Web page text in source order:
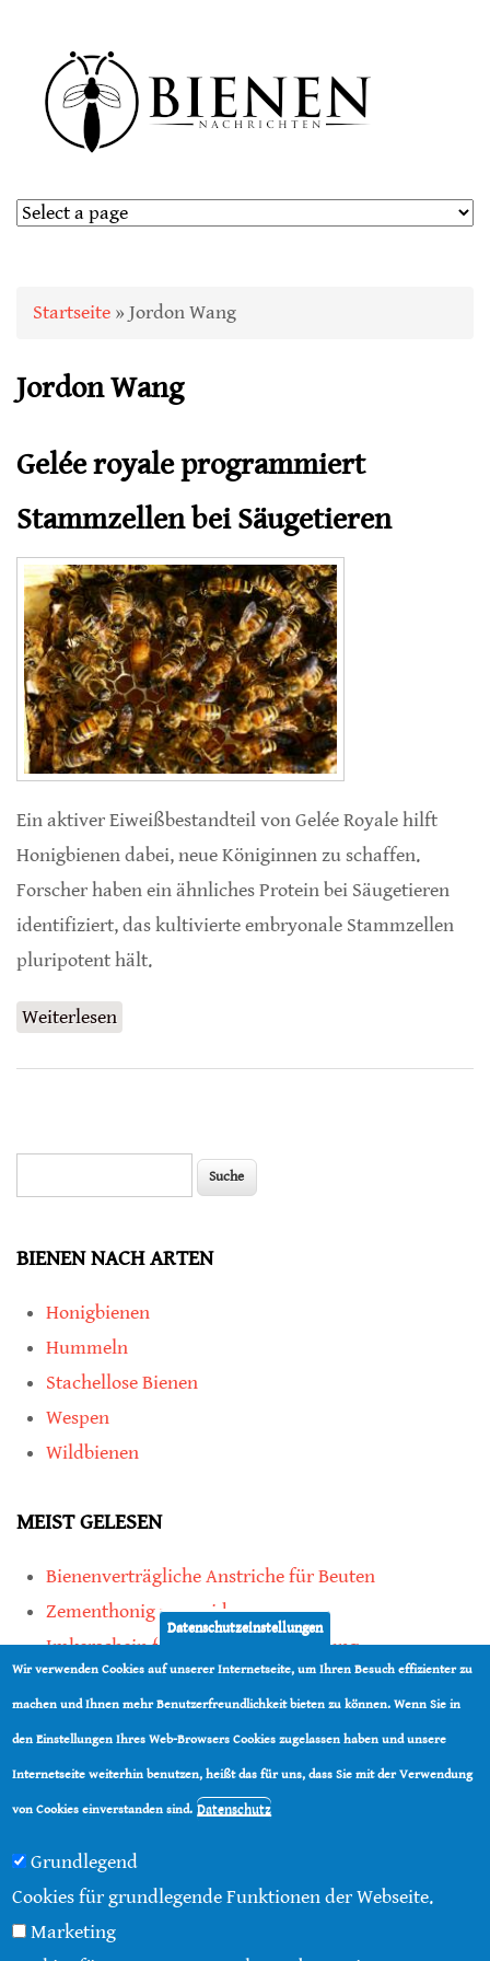
Sie sind hier
Startseite » Jordon Wang
Jordon Wang
Gelée royale programmiert
Stammzellen bei Säugetieren
Ein aktiver Eiweißbestandteil von Gelée Royale hilft
Honigbienen dabei, neue Königinnen zu schaffen.
Forscher haben ein ähnliches Protein bei Säugetieren
identifiziert, das kultivierte embryonale Stammzellen
pluripotent hält.
Weiterlesen
BIENEN NACH ARTEN
Honigbienen
Hummeln
Stachellose Bienen
Wespen
Wildbienen
MEIST GELESEN
Bienenverträgliche Anstriche für Beuten
Zementhonig vermeiden
Imkerschein für Honigbienen-Haltung
Kauf von Mittelwänden ist Vertrauenssache
teilen
Datenschutzeinstellungen
Wir verwenden Cookies auf unserer Internetseite, um Ihren Besuch effizienter zu
machen und Ihnen mehr Benutzerfreundlichkeit bieten zu können. Wenn Sie in
den Einstellungen Ihres Web-Browsers Cookies zugelassen haben und unsere
Internetseite weiterhin benutzen, heißt das für uns, dass Sie mit der Verwendung
von Cookies einverstanden sind. Datenschutz
Grundlegend
Cookies für grundlegende Funktionen der Webseite.
Marketing